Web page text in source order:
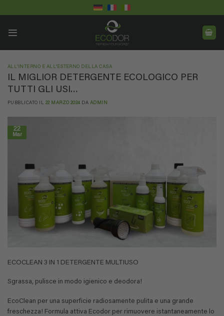
ai
ALL'INTERNO E ALL'ESTERNO DELLA CASA
IL MIGLIOR DETERGENTE ECOLOGICO PER
TUTTI GLI USI…
PUBBLICATO IL 22 MARZO 2024 DA ADMIN
22
Mar
ECOCLEAN 3 IN 1 DETERGENTE MULTIUSO
Sgrassa, pulisce in modo igienico e deodora!
EcoClean per una superficie radiosamente pulita e una grande
freschezza! Formula attiva Ecodor per rimuovere istantaneamente lo